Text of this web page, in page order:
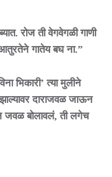
रोज ती वेगवेगळी गाणी
गातेय बघ ना.”
भिकारी’ त्या मुलीने
दाराजवळ जाऊन
जवळ बोलावलं, ती लगेच